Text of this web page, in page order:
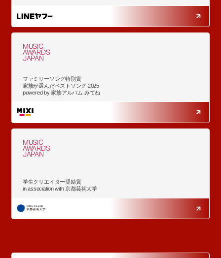
MUSIC
AWARDS
JAPAN
ファミリーソング特別賞
家族が選んだベストソング 2025
powered by 家族アルバム みてね
MUSIC
AWARDS
JAPAN
学生クリエイター奨励賞
in association with 京都芸術大学